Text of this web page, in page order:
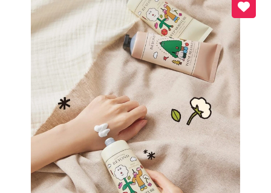
Mã giảm giá:
Ngày hết hạn:
Điều kiện: